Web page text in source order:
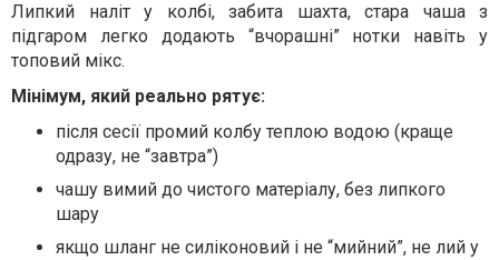
Липкий наліт у колбі, забита шахта, стара чаша з
підгаром легко додають “вчорашні” нотки навіть у
топовий мікс.
Мінімум, який реально рятує:
після сесії промий колбу теплою водою (краще
одразу, не “завтра”)
чашу вимий до чистого матеріалу, без липкого
шару
якщо шланг не силіконовий і не “мийний”, не лий у